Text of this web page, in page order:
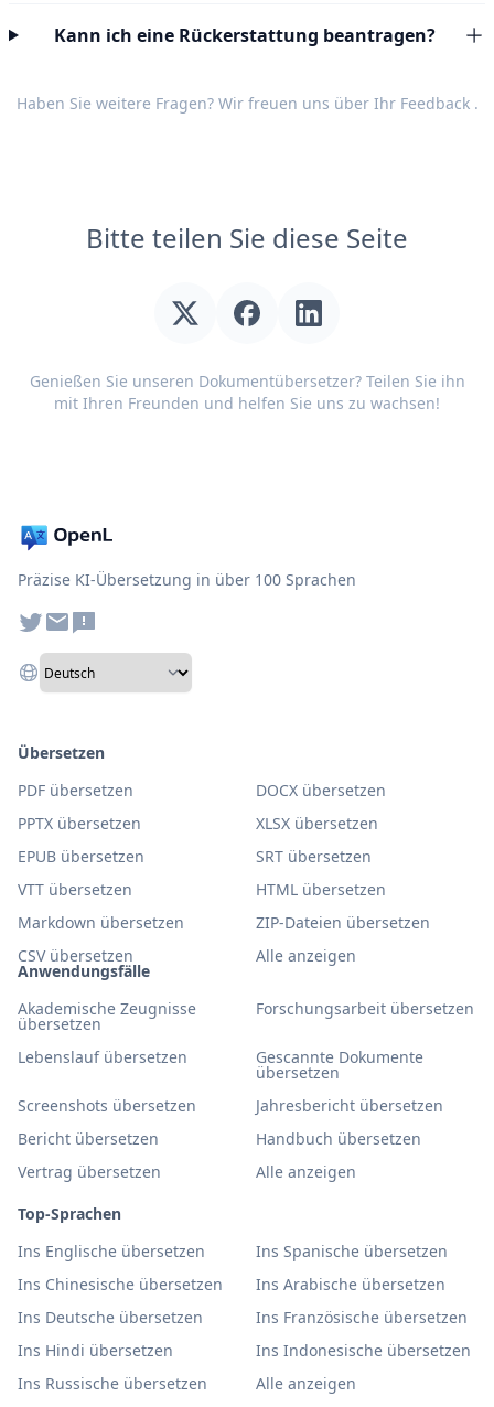
Kann ich eine Rückerstattung beantragen?
Haben Sie weitere Fragen? Wir freuen uns über Ihr Feedback.
Bitte teilen Sie diese Seite
Genießen Sie unseren Dokumentübersetzer? Teilen Sie ihn
mit Ihren Freunden und helfen Sie uns zu wachsen!
Präzise KI-Übersetzung in über 100 Sprachen
Anwendungsfälle
Akademische Zeugnisse
übersetzen
Forschungsarbeit übersetzen
Lebenslauf übersetzen Gescannte Dokumente
übersetzen
Screenshots übersetzen
Jahresbericht übersetzen
Bericht übersetzen
Handbuch übersetzen
Vertrag übersetzen
Alle anzeigen
Top-Sprachen
Ins Englische übersetzen
Ins Spanische übersetzen
Ins Chinesische übersetzen
Ins Arabische übersetzen
Ins Deutsche übersetzen
Ins Französische übersetzen
Ins Hindi übersetzen
Ins Indonesische übersetzen
Ins Russische übersetzen
Alle anzeigen
Übersetzen
PDF übersetzen
DOCX übersetzen
PPTX übersetzen
XLSX übersetzen
EPUB übersetzen
SRT übersetzen
VTT übersetzen
HTML übersetzen
Markdown übersetzen
ZIP-Dateien übersetzen
CSV übersetzen
Alle anzeigen